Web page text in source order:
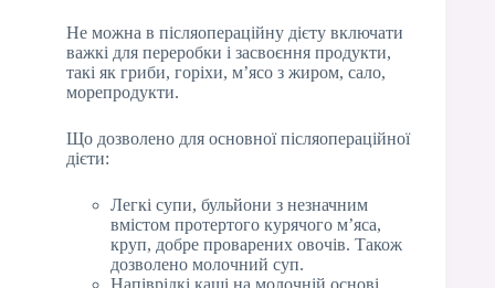
Не можна в післяопераційну дієту включати
важкі для переробки і засвоєння продукти,
такі як гриби, горіхи, м’ясо з жиром, сало,
морепродукти.
Що дозволено для основної післяопераційної
дієти:
Легкі супи, бульйони з незначним
вмістом протертого курячого м’яса,
круп, добре проварених овочів. Також
дозволено молочний суп.
Напіврідкі каші на молочній основі,